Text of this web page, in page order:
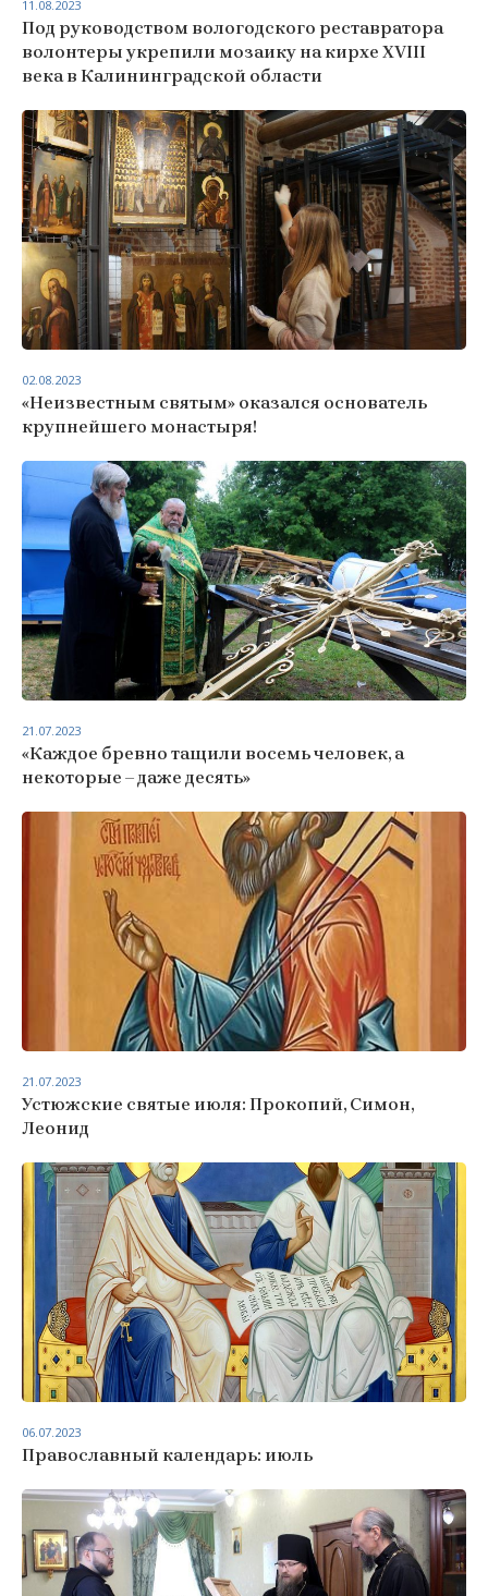
Под руководством вологодского реставратора
волонтеры укрепили мозаику на кирхе XVIII
века в Калининградской области
11.08.2023
«Неизвестным святым» оказался основатель
крупнейшего монастыря!
02.08.2023
«Каждое бревно тащили восемь человек, а
некоторые – даже десять»
21.07.2023
Устюжские святые июля: Прокопий, Симон,
Леонид
21.07.2023
Православный календарь: июль
06.07.2023